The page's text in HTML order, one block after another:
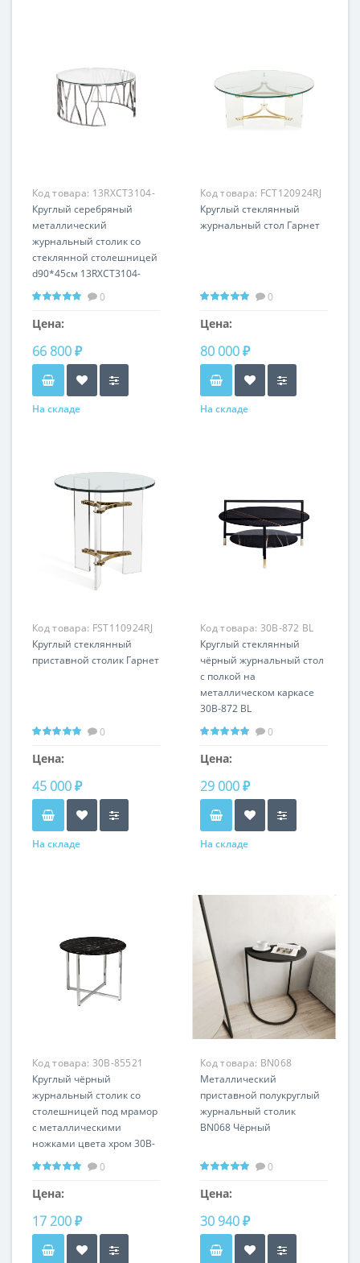
Код товара: 13RXCT3104-
SILVER
Круглый серебряный
металлический
журнальный столик со
стеклянной столешницей
d90*45см 13RXCT3104-
SILVER
0
Цена:
66 800 ₽
На складе
Код товара: FCT120924RJ
Круглый стеклянный
журнальный стол Гарнет
0
Цена:
80 000 ₽
На складе
Код товара: FST110924RJ
Круглый стеклянный
приставной столик Гарнет
0
Цена:
45 000 ₽
На складе
Код товара: 30B-872 BL
Круглый стеклянный
чёрный журнальный стол
с полкой на
металлическом каркасе
30B-872 BL
0
Цена:
29 000 ₽
На складе
Код товара: 30B-85521
Круглый чёрный
журнальный столик со
столешницей под мрамор
с металлическими
ножками цвета хром 30B-
85521
0
Цена:
17 200 ₽
Код товара: BN068
Металлический
приставной полукруглый
журнальный столик
BN068 Чёрный
0
Цена:
30 940 ₽